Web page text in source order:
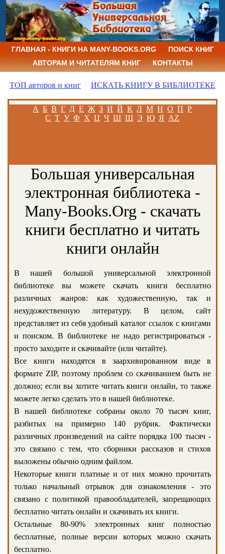
ГЛАВНАЯ - КНИГИ НА MANY-BOOKS.ORG
ПОИСК КНИГ
АВТОРАМ И ЧИТАТЕЛЯМ КНИГ
КОНТАКТЫ
ТОП авторов и книг ИСКАТЬ КНИГУ В БИБЛИОТЕКЕ
А Б В Г Д Е Ж З И Й К Л М Н О П Р
С Т У Ф Х Ц Ч Ш Щ Э Ю Я AZ
Большая универсальная
электронная библиотека -
Many-Books.Org - скачать
книги бесплатно и читать
книги онлайн
В нашей большой универсальной электронной
библиотеке вы можете скачать книги бесплатно
различных жанров: как художественную, так и
нехудожественную литературу. В целом, сайт
представляет из себя удобный каталог ссылок с книгами
и поиском. В библиотеке не надо регистрироваться -
просто заходите и скачивайте (или читайте).
Все книги находятся в заархивированном виде в
формате ZIP, поэтому проблем со скачиванием быть не
должно; если вы хотите читать книги онлайн, то также
можете легко сделать это в нашей библиотеке.
В нашей библиотеке собраны около 70 тысяч книг,
разбитых на примерно 140 рубрик. Фактически
различных произведений на сайте порядка 100 тысяч -
это связано с тем, что сборники рассказов и стихов
выложены обычно одним файлом.
Некоторые книги платные и от них можно прочитать
только начальный отрывок для ознакомления - это
связано с политикой правообладателей, запрещающих
бесплатно читать онлайн и скачивать их книги.
Остальные 80-90% электронных книг полностью
бесплатные, полные версии которых можно скачать
бесплатно.